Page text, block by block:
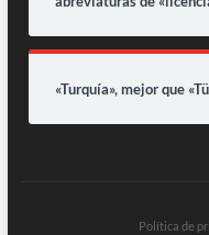
«Turquía», mejor que
Política de